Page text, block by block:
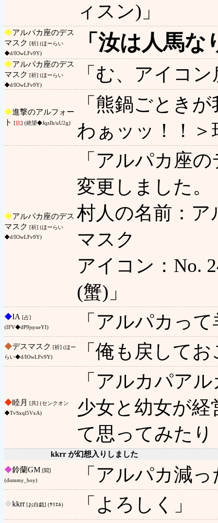
ィスン)」
◆アルパカ座のデス
マスク [祈] (ほーらい
◆d/IOwLFv9Y)
「汝は人馬な
◆アルパカ座のデス
マスク [祈] (ほーらい
◆d/IOwLFv9Y)
「む、アイコ
◆進撃のアルフォー
ト
[抗] (絶望◆JqzIh/uU2g)
「熊鍋ごとき
わぁッッ！！＞
◆アルパカ座のデス
マスク [祈] (ほーらい
◆d/IOwLFv9Y)
「アルパカ座
変更しました。
村人の名前：
マスク
アイコン：No.
(蟹)」
◆IA [占]
(IFV◆dP9jsyueYI)
「アルパカっ
◆デスマスク [祈] (ほー
らい◆d/IOwLFv9Y)
「俺も戻して
◆睦月
[共] (センクオン
◆TvSxql5VxA)
「アルカパア
少女と幼女が
て思ってみたり
kkrr が幻想入りしました
◆鈴蘭GM [閻]
(dummy_boy)
「アルパカ減
◆kkrr[お白戯] (ｻﾘｴﾙ) 「よろしく」